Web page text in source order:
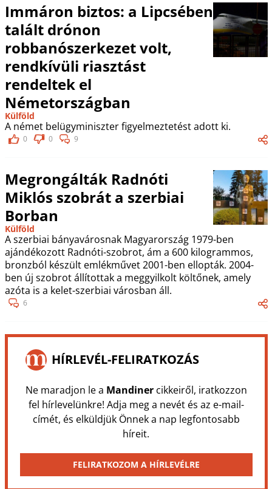
Immáron biztos: a Lipcsében
talált drónon
robbanószerkezet volt,
rendkívüli riasztást
rendeltek el
Németországban
Külföld
A német belügyminiszter figyelmeztetést adott ki.
0 0 9
Megrongálták Radnóti
Miklós szobrát a szerbiai
Borban
Külföld
A szerbiai bányavárosnak Magyarország 1979-ben
ajándékozott Radnóti-szobrot, ám a 600 kilogrammos,
bronzból készült emlékművet 2001-ben ellopták. 2004-
ben új szobrot állítottak a meggyilkolt költőnek, amely
azóta is a kelet-szerbiai városban áll.
6
HÍRLEVÉL-FELIRATKOZÁS
Ne maradjon le a Mandinercikkeiről, iratkozzon
fel hírlevelünkre! Adja meg a nevét és az e-mail-
címét, és elküldjük Önnek a nap legfontosabb
híreit.
FELIRATKOZOM A HÍRLEVÉLRE